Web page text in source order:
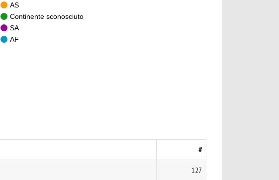
AS
Continente sconosciuto
SA
AF
#
127